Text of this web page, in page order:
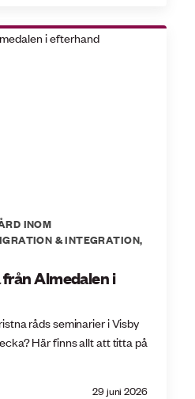
INOM
& INTEGRATION,
Almedalen i
29 juni 2026
råds seminarier i Visby
Här finns allt att titta på